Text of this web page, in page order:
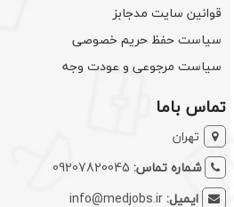
قوانین سایت مدجابز
سیاست حفظ حریم خصوصی
سیاست مرجوعی و عودت وجه
تماس باما
تهران
شماره تماس: 09207820045
ایمیل:info@medjobs.ir